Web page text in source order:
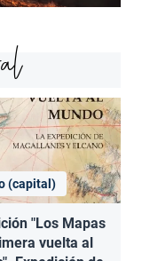
(capital)
"Los Mapas
vuelta al